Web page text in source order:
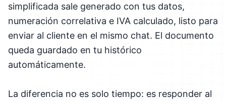
simplificada sale generado con tus datos,
numeración correlativa e IVA calculado, listo para
enviar al cliente en el mismo chat. El documento
queda guardado en tu histórico
automáticamente.
La diferencia no es solo tiempo: es responder al